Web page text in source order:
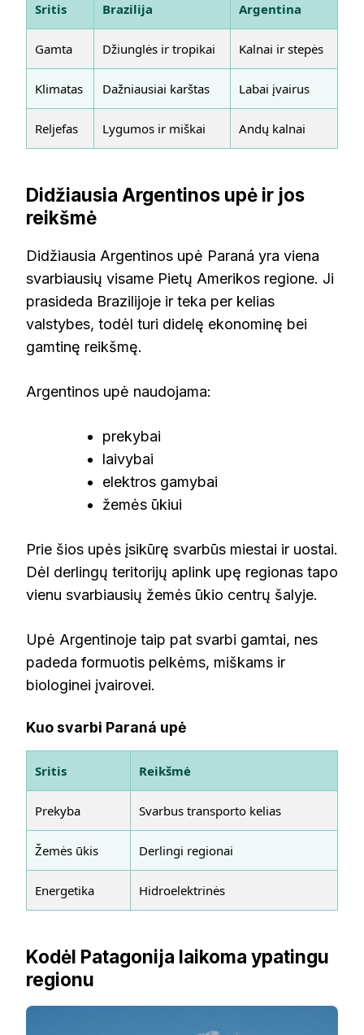
Sritis Brazilija Argentina
Gamta Džiunglės ir tropikai Kalnai ir stepės
Klimatas Dažniausiai karštas Labai įvairus
Reljefas Lygumos ir miškai Andų kalnai
Didžiausia Argentinos upė ir jos
reikšmė
Didžiausia Argentinos upė Paraná yra viena
svarbiausių visame Pietų Amerikos regione. Ji
prasideda Brazilijoje ir teka per kelias
valstybes, todėl turi didelę ekonominę bei
gamtinę reikšmę.
Argentinos upė naudojama:
prekybai
laivybai
elektros gamybai
žemės ūkiui
Prie šios upės įsikūrę svarbūs miestai ir uostai.
Dėl derlingų teritorijų aplink upę regionas tapo
vienu svarbiausių žemės ūkio centrų šalyje.
Upė Argentinoje taip pat svarbi gamtai, nes
padeda formuotis pelkėms, miškams ir
biologinei įvairovei.
Kuo svarbi Paraná upė
Sritis Reikšmė
Prekyba Svarbus transporto kelias
Žemės ūkis Derlingi regionai
Energetika Hidroelektrinės
Kodėl Patagonija laikoma ypatingu
regionu